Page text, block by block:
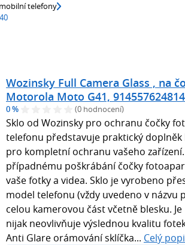
telefony
Wozinsky Full Camera Glass , na
Motorola Moto G41,
0 % (0 hodnocení)
Sklo od Wozinsky pro ochranu čočky
telefonu představuje praktický doplněk
pro kompletní ochranu vašeho
případnému poškrábání čočky
vaše fotky a videa. Sklo je vyrobeno
model telefonu (vždy uvedeno v názvu
celou kamerovou část včetně blesku.
nijak neovlivňuje výslednou kvalitu
Anti Glare orámování sklíčka... Celý